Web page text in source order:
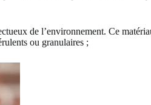
de l’environnement. Ce
ou granulaires ;